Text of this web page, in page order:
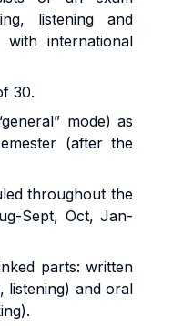
listening and
with international
30.
mode) as
(after the
throughout the
Sept, Oct, Jan-
parts: written
listening) and oral